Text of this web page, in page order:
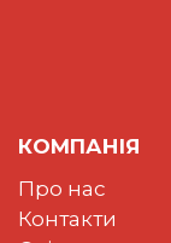
КОМПАНІЯ
Про нас
Контакти